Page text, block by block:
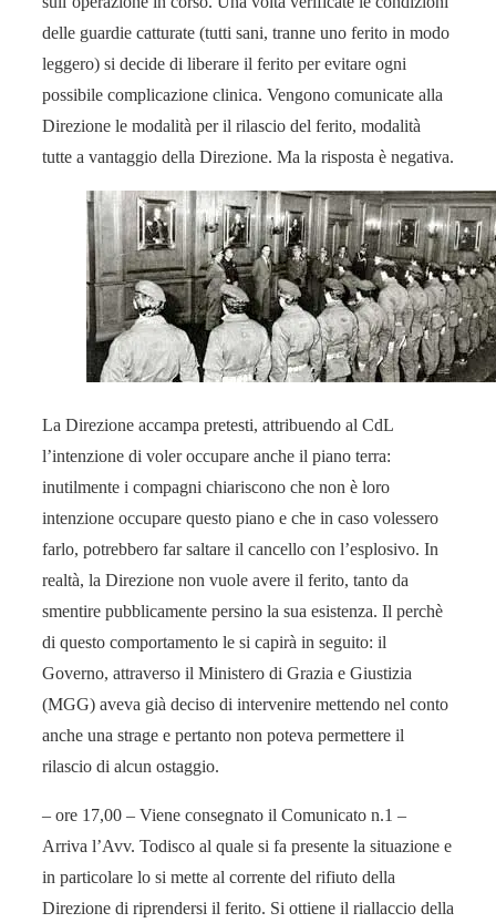
delle guardie catturate (tutti sani, tranne uno ferito in modo
leggero) si decide di liberare il ferito per evitare ogni
possibile complicazione clinica. Vengono comunicate alla
Direzione le modalità per il rilascio del ferito, modalità
tutte a vantaggio della Direzione. Ma la risposta è negativa.
La Direzione accampa pretesti, attribuendo al CdL
l’intenzione di voler occupare anche il piano terra:
inutilmente i compagni chiariscono che non è loro
intenzione occupare questo piano e che in caso volessero
farlo, potrebbero far saltare il cancello con l’esplosivo. In
realtà, la Direzione non vuole avere il ferito, tanto da
smentire pubblicamente persino la sua esistenza. Il perchè
di questo comportamento le si capirà in seguito: il
Governo, attraverso il Ministero di Grazia e Giustizia
(MGG) aveva già deciso di intervenire mettendo nel conto
anche una strage e pertanto non poteva permettere il
rilascio di alcun ostaggio.
– ore 17,00 – Viene consegnato il Comunicato n.1 –
Arriva l’Avv. Todisco al quale si fa presente la situazione e
in particolare lo si mette al corrente del rifiuto della
Direzione di riprendersi il ferito. Si ottiene il riallaccio della